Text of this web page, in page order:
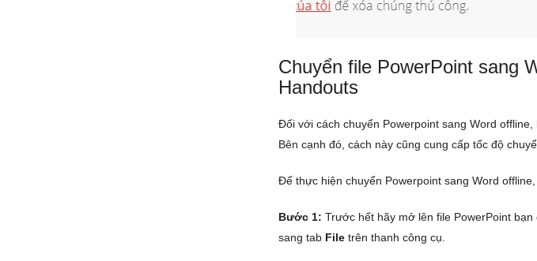
Chuyển file PowerPoint sang
Handouts
Đối với cách chuyển Powerpoint sang Word
Bên cạnh đó, cách này cũng cung cấp tốc độ
Để thực hiện chuyển Powerpoint sang Word
Bước 1: Trước hết hãy mở lên file PowerPoint
sang tab File trên thanh công cụ.